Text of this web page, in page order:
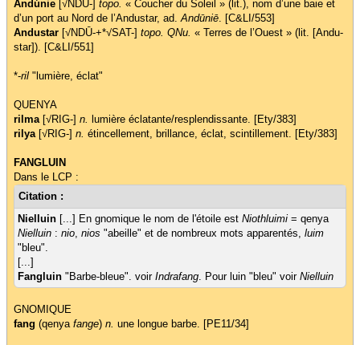
Andúnie [√NDŪ-] topo. « Coucher du Soleil » (lit.), nom d’une baie et
d’un port au Nord de l’Andustar, ad.Andūniē. [C&LI/553]
Andustar [√NDŪ-+*√SAT-] topo. QNu. « Terres de l’Ouest » (lit. [Andu-
star]). [C&LI/551]
*-ril "lumière, éclat"
QUENYA
rilma [√RIG-] n. lumière éclatante/resplendissante. [Ety/383]
rilya [√RIG-] n. étincellement, brillance, éclat, scintillement. [Ety/383]
FANGLUIN
Dans le LCP :
Citation :
Nielluin [...] En gnomique le nom de l'étoile est Niothluimi = qenya
Nielluin : nio, nios "abeille" et de nombreux mots apparentés, luim
"bleu".
[...]
Fangluin "Barbe-bleue". voir Indrafang. Pour luin "bleu" voir Nielluin
GNOMIQUE
fang (qenya fange) n. une longue barbe. [PE11/34]